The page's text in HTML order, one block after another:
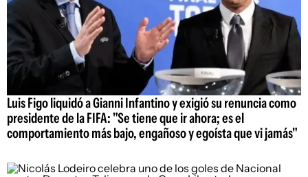
Luis Figo liquidó a Gianni Infantino y exigió su renuncia como
presidente de la FIFA: "Se tiene que ir ahora; es el
comportamiento más bajo, engañoso y egoísta que vi jamás"